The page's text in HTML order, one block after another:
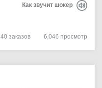
Как звучит шокер
40 заказов 6,046 просмотр